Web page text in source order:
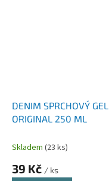
DENIM SPRCHOVÝ GEL
ORIGINAL 250 ML
Skladem (23 ks)
39 Kč / ks